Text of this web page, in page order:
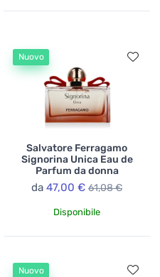
Nuovo
Salvatore Ferragamo
Signorina Unica Eau de
Parfum da donna
da 47,00 € 61,08 €
Disponibile
Nuovo